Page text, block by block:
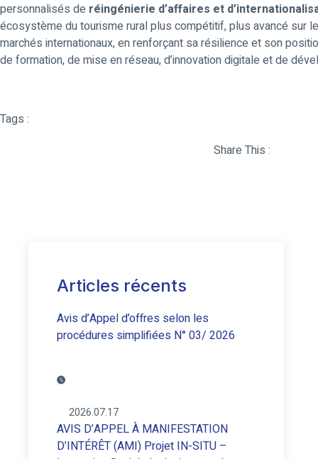
personnalisés de réingénierie d’affaires et
écosystème du tourisme rural plus compétitif, plus avancé sur
marchés internationaux, en renforçant sa résilience et son
de formation, de mise en réseau, d’innovation digitale et de
Tags :
Share This :
Articles récents
Avis d’Appel d’offres selon les
procédures simplifiées N° 03/ 2026
2026.07.17
AVIS D’APPEL À MANIFESTATION
D’INTÉRÊT (AMI) Projet IN-SITU –